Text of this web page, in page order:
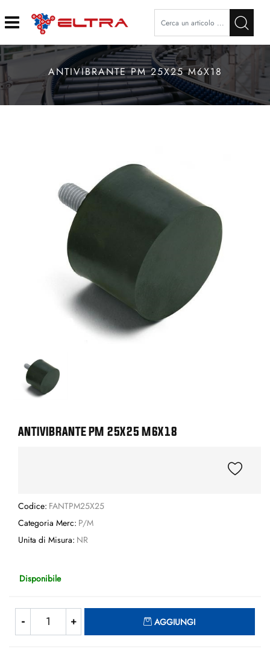
Open
ANTIVIBRANTE PM 25X25 M6X18
ANTIVIBRANTE PM 25X25 M6X18
Codice: FANTPM25X25
Categoria Merc: P/M
Unita di Misura: NR
Disponibile
AGGIUNGI